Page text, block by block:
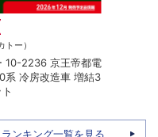
マイクロエース A2262 伊
急2100系 5次車 アルファ
ランキング一覧を見る